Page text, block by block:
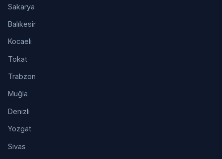
Sakarya
Balıkesir
Kocaeli
Tokat
Trabzon
Muğla
Denizli
Yozgat
Sivas